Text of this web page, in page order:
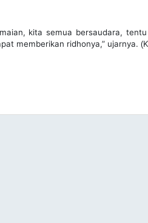
kita semua bersaudara,
memberikan ridhonya,” ujarnya. (